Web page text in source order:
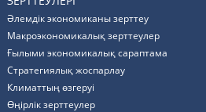
Әлемдік экономиканы зерттеу
Макроэкономикалық зерттеулер
Ғылыми экономикалық сараптама
Стратегиялық жоспарлау
Климаттың өзгеруі
Өңірлік зерттеулер